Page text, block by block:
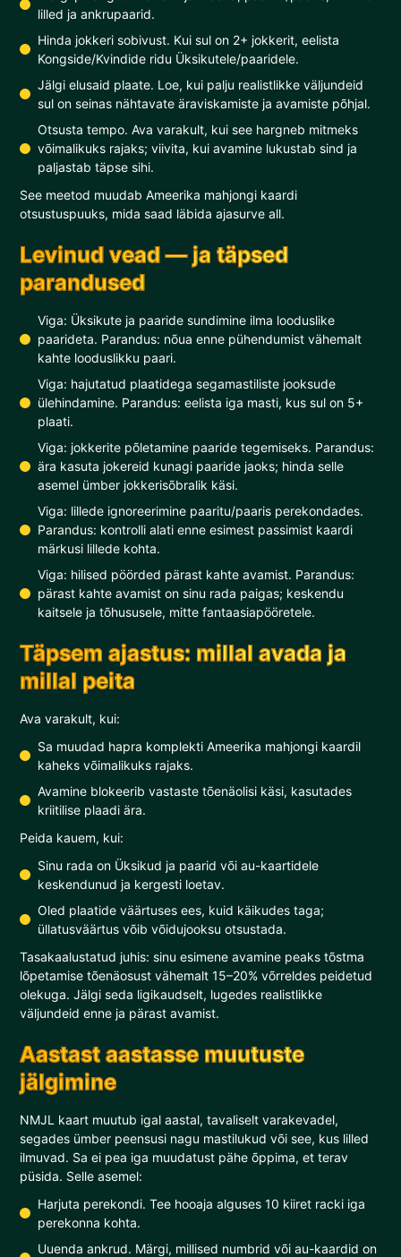
lilled ja ankrupaarid.
Hinda jokkeri sobivust. Kui sul on 2+ jokkerit, eelista
Kongside/Kvindide ridu Üksikutele/paaridele.
Jälgi elusaid plaate. Loe, kui palju realistlikke väljundeid
sul on seinas nähtavate äraviskamiste ja avamiste põhjal.
Otsusta tempo. Ava varakult, kui see hargneb mitmeks
võimalikuks rajaks; viivita, kui avamine lukustab sind ja
paljastab täpse sihi.
See meetod muudab Ameerika mahjongi kaardi
otsustuspuuks, mida saad läbida ajasurve all.
Levinud vead — ja täpsed
parandused
Viga: Üksikute ja paaride sundimine ilma looduslike
paarideta. Parandus: nõua enne pühendumist vähemalt
kahte looduslikku paari.
Viga: hajutatud plaatidega segamastiliste jooksude
ülehindamine. Parandus: eelista iga masti, kus sul on 5+
plaati.
Viga: jokkerite põletamine paaride tegemiseks. Parandus:
ära kasuta jokereid kunagi paaride jaoks; hinda selle
asemel ümber jokkerisõbralik käsi.
Viga: lillede ignoreerimine paaritu/paaris perekondades.
Parandus: kontrolli alati enne esimest passimist kaardi
märkusi lillede kohta.
Viga: hilised pöörded pärast kahte avamist. Parandus:
pärast kahte avamist on sinu rada paigas; keskendu
kaitsele ja tõhususele, mitte fantaasiapööretele.
Täpsem ajastus: millal avada ja
millal peita
Ava varakult, kui:
Sa muudad hapra komplekti Ameerika mahjongi kaardil
kaheks võimalikuks rajaks.
Avamine blokeerib vastaste tõenäolisi käsi, kasutades
kriitilise plaadi ära.
Peida kauem, kui:
Sinu rada on Üksikud ja paarid või au-kaartidele
keskendunud ja kergesti loetav.
Oled plaatide väärtuses ees, kuid käikudes taga;
üllatusväärtus võib võidujooksu otsustada.
Tasakaalustatud juhis: sinu esimene avamine peaks tõstma
lõpetamise tõenäosust vähemalt 15–20% võrreldes peidetud
olekuga. Jälgi seda ligikaudselt, lugedes realistlikke
väljundeid enne ja pärast avamist.
Aastast aastasse muutuste
jälgimine
NMJL kaart muutub igal aastal, tavaliselt varakevadel,
segades ümber peensusi nagu mastilukud või see, kus lilled
ilmuvad. Sa ei pea iga muudatust pähe õppima, et terav
püsida. Selle asemel:
Harjuta perekondi. Tee hooaja alguses 10 kiiret racki iga
perekonna kohta.
Uuenda ankrud. Märgi, millised numbrid või au-kaardid on